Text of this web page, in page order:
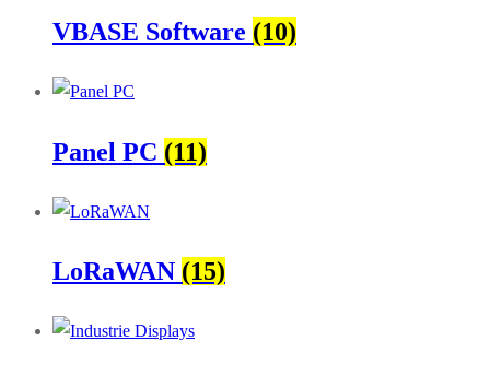
VBASE Software (10)
Panel PC (11)
LoRaWAN (15)